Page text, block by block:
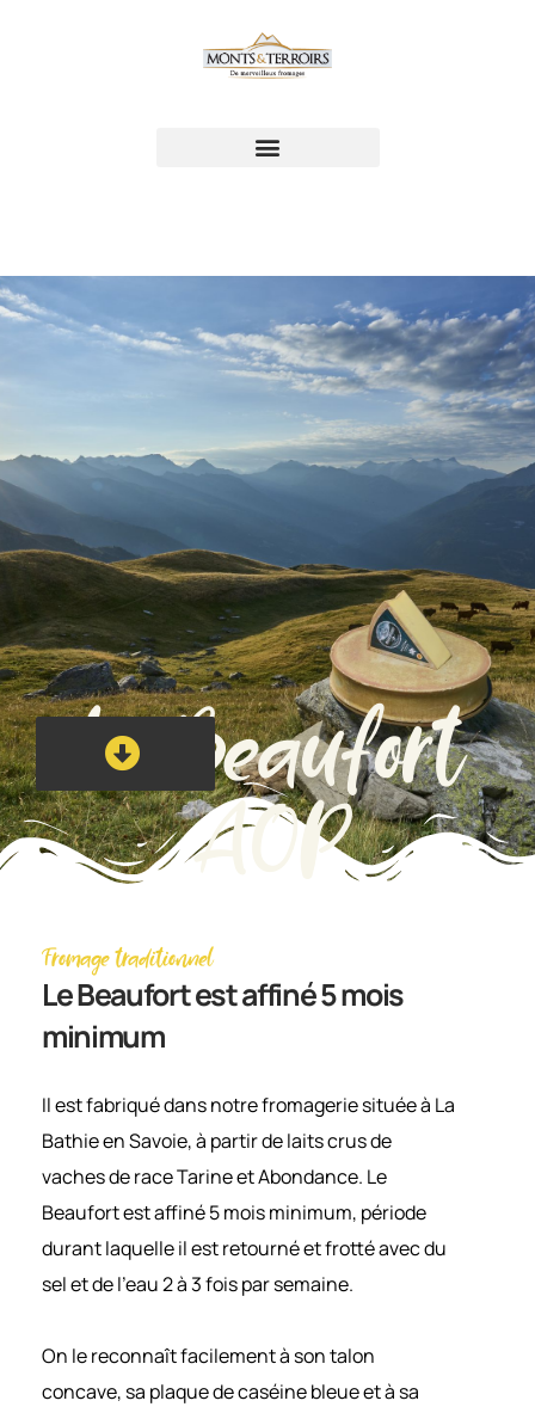
Le Beaufort
AOP
Fromage traditionnel
Le Beaufort est affiné 5 mois
minimum
Il est fabriqué dans notre fromagerie située à La
Bathie en Savoie, à partir de laits crus de
vaches de race Tarine et Abondance. Le
Beaufort est affiné 5 mois minimum, période
durant laquelle il est retourné et frotté avec du
sel et de l’eau 2 à 3 fois par semaine.
On le reconnaît facilement à son talon
concave, sa plaque de caséine bleue et à sa